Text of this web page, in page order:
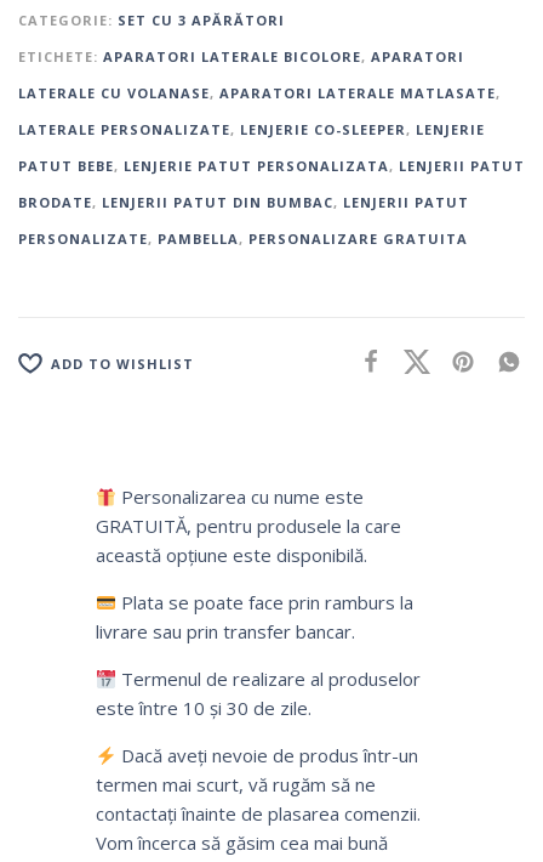
CATEGORIE: SET CU 3 APĂRĂTORI
ETICHETE: APARATORI LATERALE BICOLORE, APARATORI
LATERALE CU VOLANASE, APARATORI LATERALE MATLASATE,
LATERALE PERSONALIZATE, LENJERIE CO-SLEEPER, LENJERIE
PATUT BEBE, LENJERIE PATUT PERSONALIZATA, LENJERII PATUT
BRODATE, LENJERII PATUT DIN BUMBAC, LENJERII PATUT
PERSONALIZATE, PAMBELLA, PERSONALIZARE GRATUITA
ADD TO WISHLIST
Personalizarea cu nume este
GRATUITĂ, pentru produsele la care
această opțiune este disponibilă.
Plata se poate face prin ramburs la
livrare sau prin transfer bancar.
Termenul de realizare al produselor
este între 10 și 30 de zile.
Dacă aveți nevoie de produs într-un
termen mai scurt, vă rugăm să ne
contactați înainte de plasarea comenzii.
Vom încerca să găsim cea mai bună